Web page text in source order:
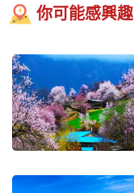
你可能感興